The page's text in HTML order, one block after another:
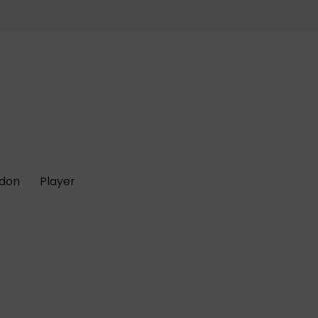
Player